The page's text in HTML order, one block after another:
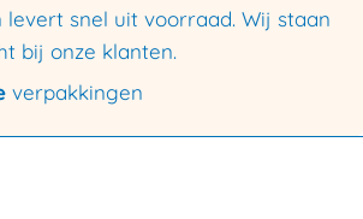
levert snel uit voorraad. Wij staan
bij onze klanten.
verpakkingen